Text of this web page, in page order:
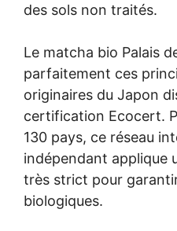
des sols non traités.
Le matcha bio Palais
parfaitement ces
originaires du Japon
certification Ecocert.
130 pays, ce réseau
indépendant applique
très strict pour
biologiques.